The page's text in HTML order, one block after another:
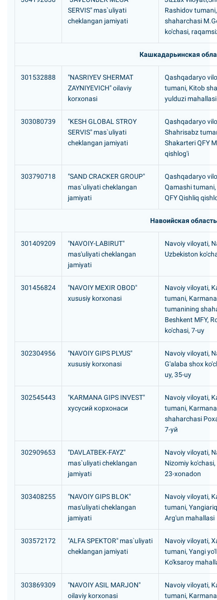
SERVIS" mas`uliyati
cheklangan jamiyati
Rashidov
shaharchasi
ko'chasi,
Кашкадарьинская
301532888
"NASRIYEV SHERMAT
ZAYNIYEVICH" oilaviy
korxonasi
Qashqadaryo
tumani, Kitob
yulduzi
303080739
"KESH GLOBAL STROY
SERVIS" mas`uliyati
cheklangan jamiyati
Qashqadaryo
Shahrisabz
Shakarteri QFY
qishlog'i
303790718
"SAND CRACKER GROUP"
mas`uliyati cheklangan
jamiyati
Qashqadaryo
Qamashi
QFY Qishliq
Навоийская область
301409209
"NAVOIY-LABIRUT"
mas'uliyati cheklangan
jamiyati
Navoiy viloyati,
Uzbekiston
301456824
"NAVOIY MEXIR OBOD"
xususiy korxonasi
Navoiy viloyati,
tumani,
tumanining
Beshkent MFY,
ko'chasi, 7-uy
302304956
"NAVOIY GIPS PLYUS"
xususiy korxonasi
Navoiy viloyati,
G'alaba shox
uy, 35-uy
302545443
"KARMANA GIPS INVEST"
хусусий корхонаси
Navoiy viloyati,
tumani, Karmana
shaharchasi
7-уй
302909653
"DAVLATBEK-FAYZ"
mas`uliyati cheklangan
jamiyati
Navoiy viloyati,
Nizomiy ko'chasi,
23-xonadon
303408255
"NAVOIY GIPS BLOK"
mas'uliyati cheklangan
jamiyati
Navoiy viloyati,
tumani,
Arg'un mahallasi
303572172
"ALFA SPEKTOR" mas`uliyati
cheklangan jamiyati
Navoiy viloyati,
tumani, Yangi yo'l
Ko'ksaroy
303869309
"NAVOIY ASIL MARJON"
oilaviy korxonasi
Navoiy viloyati,
tumani, Karmana